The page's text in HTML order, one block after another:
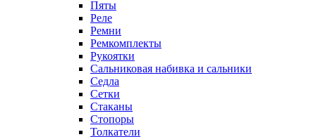
Пяты
Реле
Ремни
Ремкомплекты
Рукоятки
Сальниковая набивка и сальники
Седла
Сетки
Стаканы
Стопоры
Толкатели